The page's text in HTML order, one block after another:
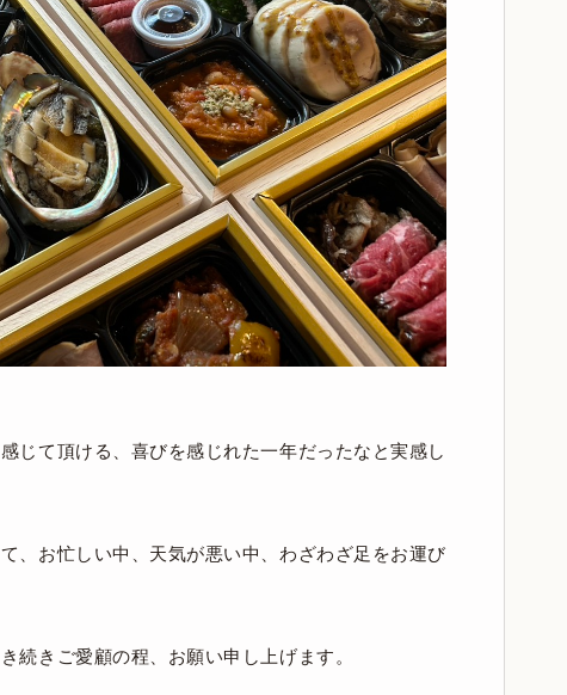
じて頂ける、喜びを感じれた一年だったなと実感し
、お忙しい中、天気が悪い中、わざわざ足をお運び
続きご愛顧の程、お願い申し上げます。